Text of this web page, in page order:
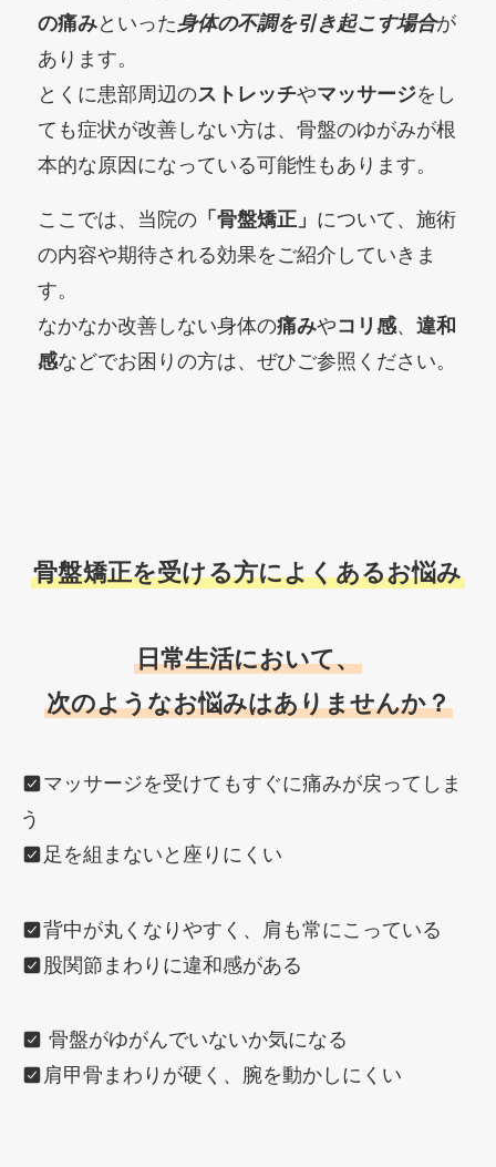
の痛みといった身体の不調を引き起こす場合が
あります。
とくに患部周辺のストレッチやマッサージをし
ても症状が改善しない方は、骨盤のゆがみが根
本的な原因になっている可能性もあります。
ここでは、当院の 「骨盤矯正」 について、施術
の内容や期待される効果をご紹介していきま
す。
なかなか改善しない身体の痛みやコリ感、違和
感などでお困りの方は、ぜひご参照ください。
骨盤矯正を受ける方によくあるお悩み
日常生活において、
次のようなお悩みはありませんか？
マッサージを受けてもすぐに痛みが戻ってしま
う
足を組まないと座りにくい
背中が丸くなりやすく、肩も常にこっている
股関節まわりに違和感がある
骨盤がゆがんでいないか気になる
肩甲骨まわりが硬く、腕を動かしにくい